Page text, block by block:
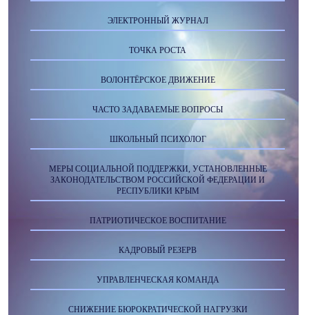
ЭЛЕКТРОННЫЙ ЖУРНАЛ
ТОЧКА РОСТА
ВОЛОНТЁРСКОЕ ДВИЖЕНИЕ
ЧАСТО ЗАДАВАЕМЫЕ ВОПРОСЫ
ШКОЛЬНЫЙ ПСИХОЛОГ
МЕРЫ СОЦИАЛЬНОЙ ПОДДЕРЖКИ, УСТАНОВЛЕННЫЕ
ЗАКОНОДАТЕЛЬСТВОМ РОССИЙСКОЙ ФЕДЕРАЦИИ И
РЕСПУБЛИКИ КРЫМ
ПАТРИОТИЧЕСКОЕ ВОСПИТАНИЕ
КАДРОВЫЙ РЕЗЕРВ
УПРАВЛЕНЧЕСКАЯ КОМАНДА
СНИЖЕНИЕ БЮРОКРАТИЧЕСКОЙ НАГРУЗКИ